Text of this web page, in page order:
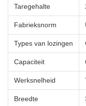
Taregehalte
Fabrieksnorm
Types van lozingen
Capaciteit
Werksnelheid
Breedte